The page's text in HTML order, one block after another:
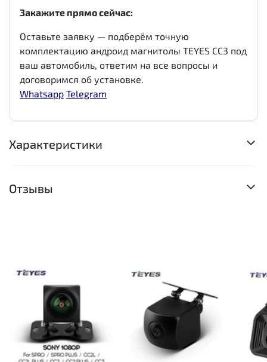
Закажите прямо сейчас:
Оставьте заявку — подберём точную
комплектацию андроид магнитолы TEYES CC3 под
ваш автомобиль, ответим на все вопросы и
договоримся об установке.
Whatsapp Telegram
Характеристики
Отзывы